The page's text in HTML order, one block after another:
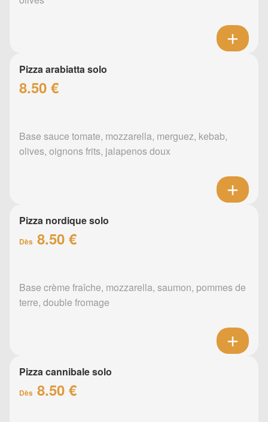
Pizza arabiatta solo
8.50 €
Base sauce tomate, mozzarella, merguez, kebab,
olives, oignons frits, jalapenos doux
Pizza nordique solo
Dès 8.50 €
Base crème fraîche, mozzarella, saumon, pommes de
terre, double fromage
Pizza cannibale solo
Dès 8.50 €